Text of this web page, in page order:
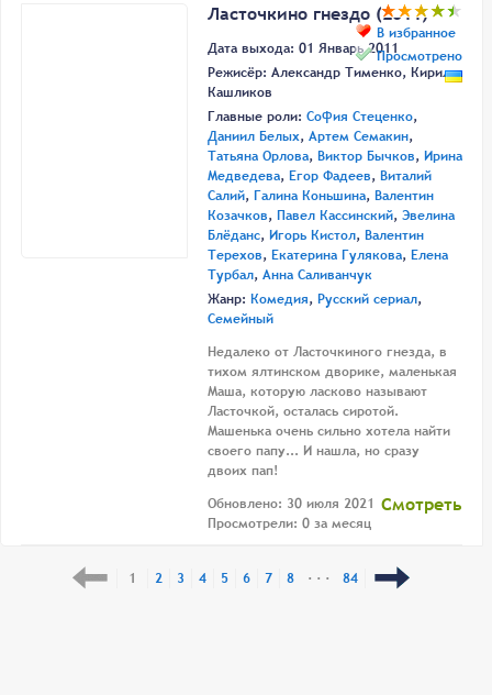
В избранное
Просмотрено
Ласточкино гнездо (2011)
Дата выхода: 01 Январь 2011
Режисёр: Александр Тименко, Кирилл
Кашликов
Главные роли: София Стеценко,
Даниил Белых, Артем Семакин,
Татьяна Орлова, Виктор Бычков, Ирина
Медведева, Егор Фадеев, Виталий
Салий, Галина Коньшина, Валентин
Козачков, Павел Кассинский, Эвелина
Блёданс, Игорь Кистол, Валентин
Терехов, Екатерина Гулякова, Елена
Турбал, Анна Саливанчук
Жанр: Комедия, Русский сериал,
Семейный
Недалеко от Ласточкиного гнезда, в
тихом ялтинском дворике, маленькая
Маша, которую ласково называют
Ласточкой, осталась сиротой.
Машенька очень сильно хотела найти
своего папу... И нашла, но сразу
двоих пап!
Обновлено: 30 июля 2021
Просмотрели: 0 за месяц
Смотреть
1 2 3 4 5 6 7 8 · · · 84